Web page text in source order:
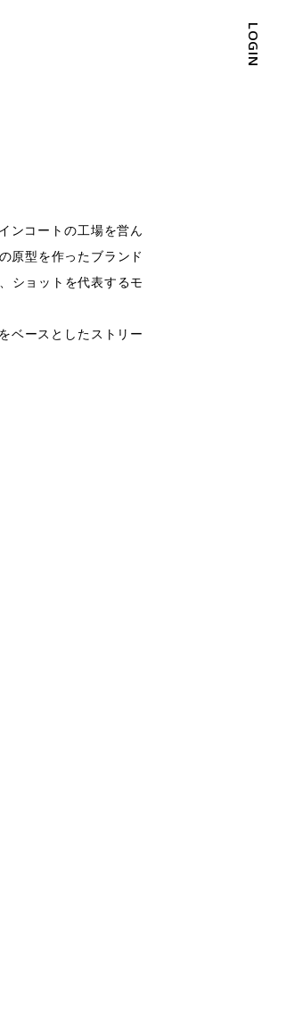
LOGIN
ンコートの工場を営ん
原型を作ったブランド
ショットを代表するモ
ベースとしたストリー